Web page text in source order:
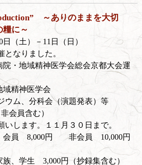
～ありのままを大切
に～
（土）－11日（日）
なりました。
・地域精神医学会総会京都大会運
神医学会
ム、分科会（演題発表）等
会員含む）
します。１１月３０日まで。
円 非会員 10,000円
生 3,000円（抄録集含む）